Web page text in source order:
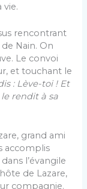
vie.
rencontrant
Nain. On
Le convoi
et touchant le
: Lève-toi ! Et
le rendit à sa
grand ami
accomplis
l’évangile
de Lazare,
compagnie.